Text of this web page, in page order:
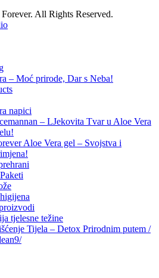
All Rights Reserved.
– Moć prirode, Dar s Neba!
napici
– LJekovita Tvar u Aloe Vera
Aloe Vera gel – Svojstva i
tjelesne težine
Tijela – Detox Prirodnim putem /